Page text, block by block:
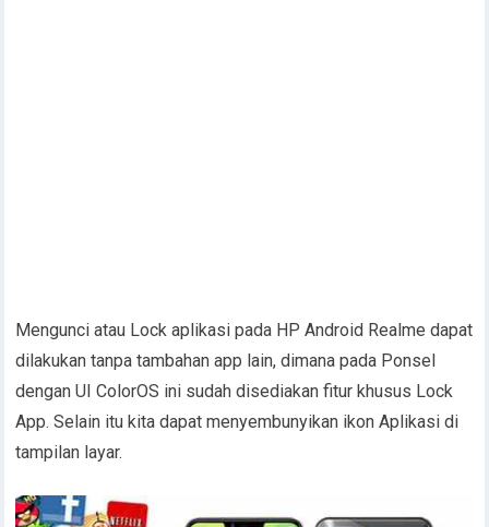
Mengunci atau Lock aplikasi pada HP Android Realme dapat
dilakukan tanpa tambahan app lain, dimana pada Ponsel
dengan UI ColorOS ini sudah disediakan fitur khusus Lock
App. Selain itu kita dapat menyembunyikan ikon Aplikasi di
tampilan layar.